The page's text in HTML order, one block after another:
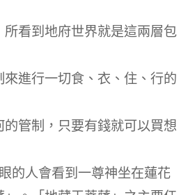
看到地府世界就是這兩層包
進行一切食、衣、住、行的
管制，只要有錢就可以買想
的人會看到一尊神坐在蓮花